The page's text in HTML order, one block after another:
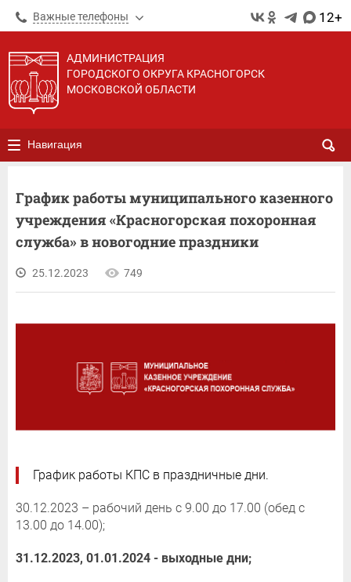
Важные телефоны 12+
АДМИНИСТРАЦИЯ
ГОРОДСКОГО ОКРУГА КРАСНОГОРСК
МОСКОВСКОЙ ОБЛАСТИ
Навигация
График работы муниципального казенного
учреждения «Красногорская похоронная
служба» в новогодние праздники
25.12.2023 749
График работы КПС в праздничные дни.
30.12.2023 – рабочий день с 9.00 до 17.00 (обед с
13.00 до 14.00);
31.12.2023, 01.01.2024 - выходные дни;